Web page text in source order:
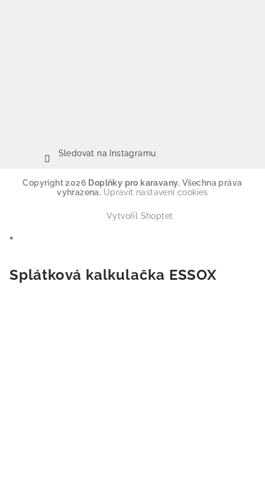
Sledovat na Instagramu
Copyright 2026 Doplňky pro karavany. Všechna práva
vyhrazena. Upravit nastavení cookies
Vytvořil Shoptet
×
Splátková kalkulačka ESSOX